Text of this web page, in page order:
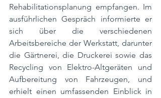
Rehabilitationsplanung empfangen. Im
ausführlichen Gespräch informierte er
sich über die verschiedenen
Arbeitsbereiche der Werkstatt, darunter
die Gärtnerei, die Druckerei sowie das
Recycling von Elektro-Altgeräten und
Aufbereitung von Fahrzeugen, und
erhielt einen umfassenden Einblick in